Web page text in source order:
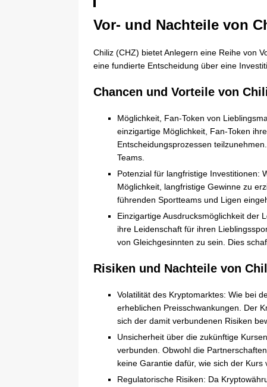
Vor- und Nachteile von
Chiliz (CHZ) bietet Anlegern eine Reihe von
eine fundierte Entscheidung über eine
Chancen und Vorteile von
Möglichkeit, Fan-Token von
einzigartige Möglichkeit, Fan-Token
Entscheidungsprozessen
Teams.
Potenzial für langfristige Investitionen:
Möglichkeit, langfristige Gewinne zu
führenden Sportteams und Ligen
Einzigartige Ausdrucksmöglichkeit der
ihre Leidenschaft für ihren
von Gleichgesinnten zu sein. Dies
Risiken und Nachteile von
Volatilität des Kryptomarktes: Wie bei
erheblichen Preisschwankungen. Der
sich der damit verbundenen Risiken
Unsicherheit über die zukünftige
verbunden. Obwohl die
keine Garantie dafür, wie sich der Kurs
Regulatorische Risiken: Da